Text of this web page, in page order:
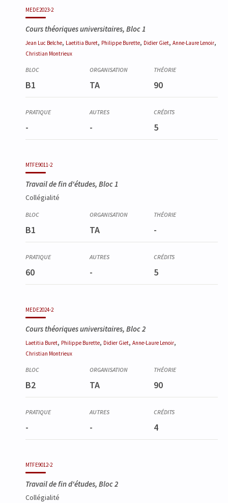
MEDE2023-2
Cours théoriques universitaires, Bloc 1
Jean Luc Belche, Laetitia Buret, Philippe Burette, Didier Giet, Anne-Laure Lenoir,
Christian Montrieux
B1 TA 90
- - 5
MTFE9011-2
Travail de fin d'études, Bloc 1
Collégialité
B1 TA -
60 - 5
MEDE2024-2
Cours théoriques universitaires, Bloc 2
Laetitia Buret, Philippe Burette, Didier Giet, Anne-Laure Lenoir,
Christian Montrieux
B2 TA 90
- - 4
MTFE9012-2
Travail de fin d'études, Bloc 2
Collégialité